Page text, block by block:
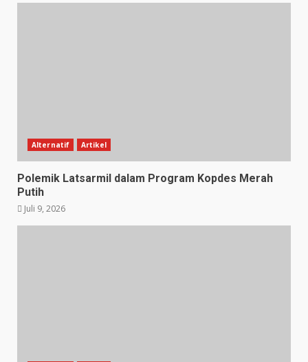
Alternatif Artikel
Polemik Latsarmil dalam Program Kopdes Merah
Putih
Juli 9, 2026